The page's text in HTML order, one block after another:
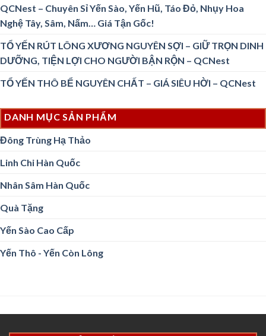
QCNest – Chuyên Sỉ Yến Sào, Yến Hũ, Táo Đỏ, Nhụy Hoa
Nghệ Tây, Sâm, Nấm… Giá Tận Gốc!
TỔ YẾN RÚT LÔNG XƯƠNG NGUYÊN SỢI – GIỮ TRỌN DINH
DƯỠNG, TIỆN LỢI CHO NGƯỜI BẬN RỘN – QCNest
TỔ YẾN THÔ BỂ NGUYÊN CHẤT – GIÁ SIÊU HỜI – QCNest
DANH MỤC SẢN PHẨM
Đông Trùng Hạ Thảo
Linh Chi Hàn Quốc
Nhân Sâm Hàn Quốc
Quà Tặng
Yến Sào Cao Cấp
Yến Thô - Yến Còn Lông